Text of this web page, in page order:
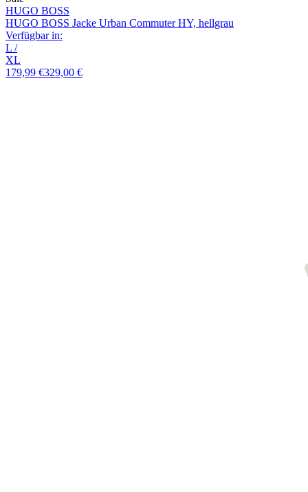
HUGO BOSS
HUGO BOSS Jacke Urban Commuter HY, hellgrau
Verfügbar in:
L /
XL
179,99 €329,00 €